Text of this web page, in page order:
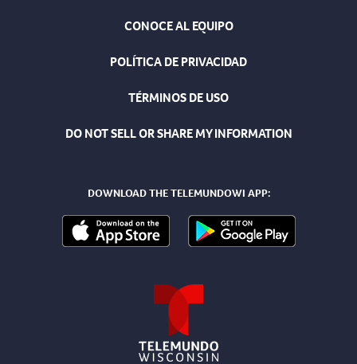
CONOCE AL EQUIPO
POLÍTICA DE PRIVACIDAD
TÉRMINOS DE USO
DO NOT SELL OR SHARE MY INFORMATION
DOWNLOAD THE TELEMUNDOWI APP: